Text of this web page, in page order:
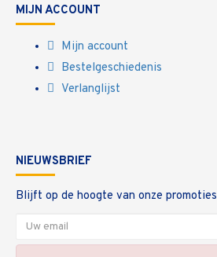
MIJN ACCOUNT
Mijn account
Bestelgeschiedenis
Verlanglijst
NIEUWSBRIEF
Blijft op de hoogte van onze promoties